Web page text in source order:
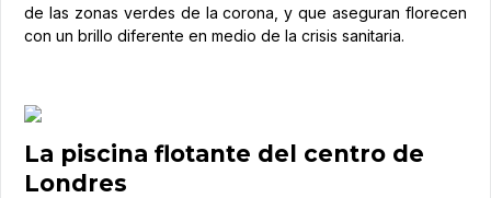
de las zonas verdes de la corona, y que aseguran florecen
con un brillo diferente en medio de la crisis sanitaria.
La piscina flotante del centro de
Londres